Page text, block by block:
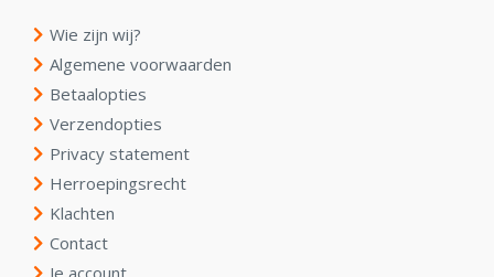
Wie zijn wij?
Algemene voorwaarden
Betaalopties
Verzendopties
Privacy statement
Herroepingsrecht
Klachten
Contact